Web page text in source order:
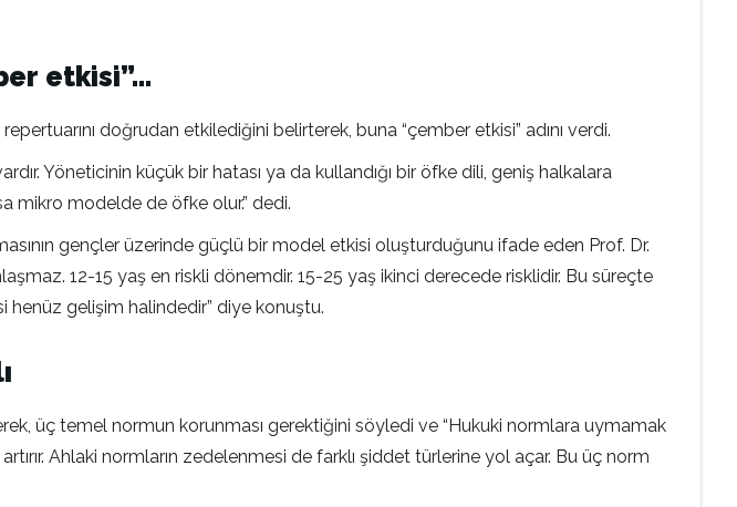
etkisi”…
doğrudan etkilediğini belirterek, buna “çember etkisi” adını verdi.
Yöneticinin küçük bir hatası ya da kullandığı bir öfke dili, geniş halkalara
mikro modelde de öfke olur.” dedi.
gençler üzerinde güçlü bir model etkisi oluşturduğunu ifade eden Prof. Dr.
12-15 yaş en riskli dönemdir. 15-25 yaş ikinci derecede risklidir. Bu süreçte
henüz gelişim halindedir” diye konuştu.
üç temel normun korunması gerektiğini söyledi ve “Hukuki normlara uymamak
Ahlaki normların zedelenmesi de farklı şiddet türlerine yol açar. Bu üç norm